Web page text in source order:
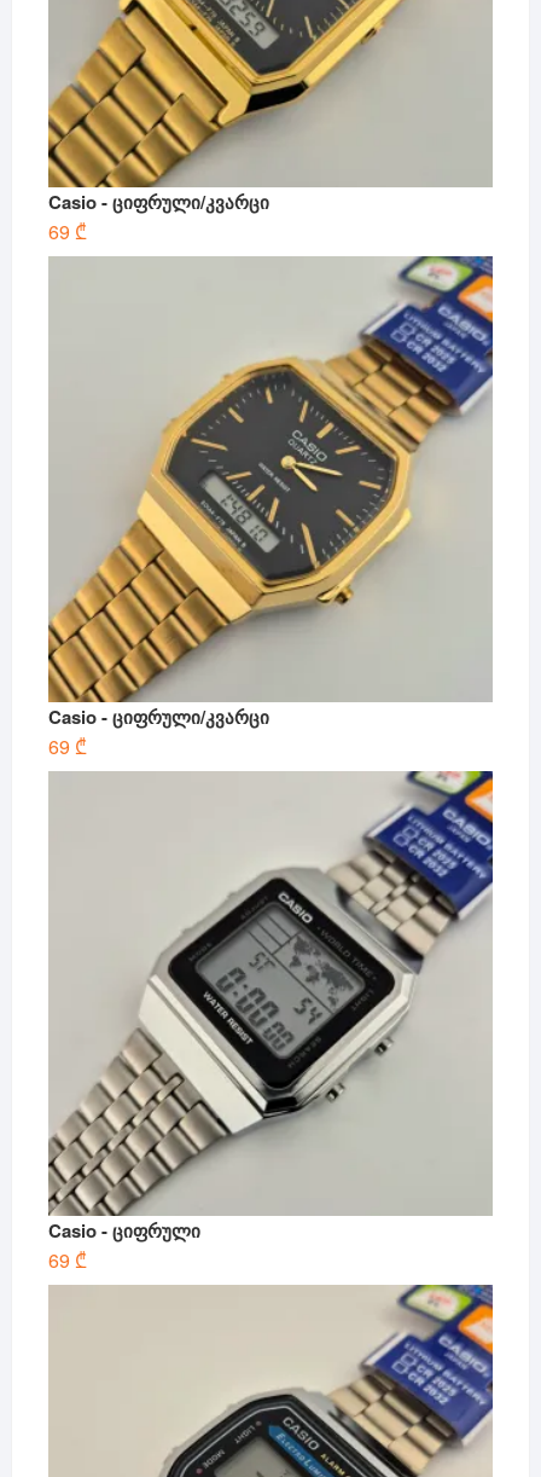
Casio - ციფრული/კვარცი
69 ₾
Casio - ციფრული/კვარცი
69 ₾
Casio - ციფრული
69 ₾